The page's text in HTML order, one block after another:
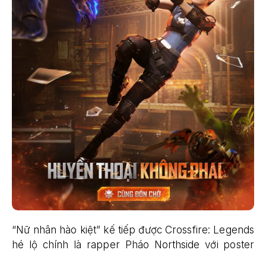
“Nữ nhân hào kiệt” kế tiếp được Crossfire: Legends
hé lộ chính là rapper Pháo Northside với poster